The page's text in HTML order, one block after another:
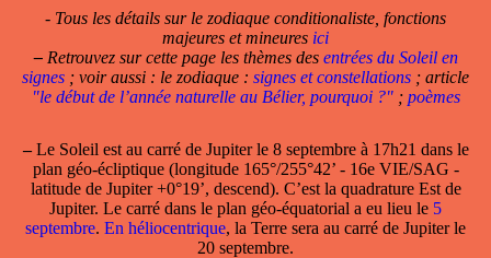
- Tous les détails sur le zodiaque conditionaliste, fonctions
majeures et mineures ici
–Retrouvez sur cette page les thèmes des entrées du Soleil en
signes ; voir aussi : le zodiaque : signes et constellations ; article
"le début de l’année naturelle au Bélier, pourquoi ?"; poèmes
–Le Soleil est au carré de Jupiterle 8 septembre à 17h21 dans le
plan géo-écliptique (longitude 165°/255°42’ - 16e VIE/SAG -
latitude de Jupiter +0°19’, descend). C’est la quadrature Est de
Jupiter. Le carré dans le plan géo-équatorial a eu lieu le 5
septembre. En héliocentrique, la Terre sera au carré de Jupiter le
20 septembre.